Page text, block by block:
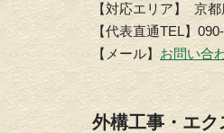
【対応エリア】 京
【代表直通TEL】
【メール】 お問い合
外構工事・エク